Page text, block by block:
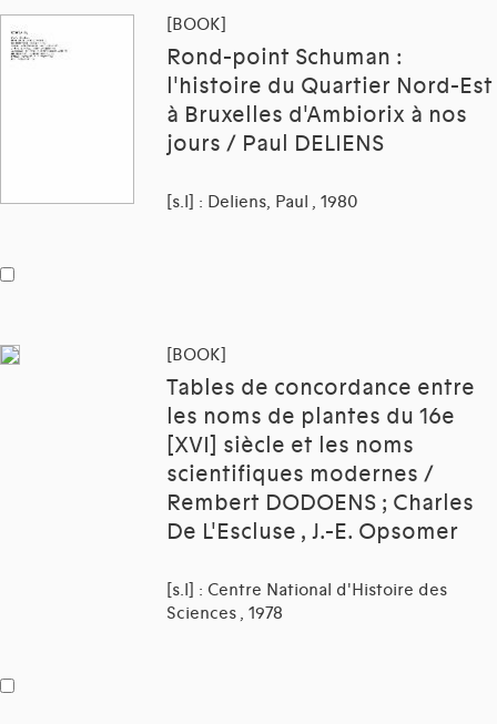
[BOOK]
Rond-point Schuman :
l'histoire du Quartier Nord-Est
à Bruxelles d'Ambiorix à nos
jours / Paul DELIENS
[s.l] : Deliens, Paul , 1980
[BOOK]
Tables de concordance entre
les noms de plantes du 16e
[XVI] siècle et les noms
scientifiques modernes /
Rembert DODOENS ; Charles
De L'Escluse , J.-E. Opsomer
[s.l] : Centre National d'Histoire des
Sciences , 1978